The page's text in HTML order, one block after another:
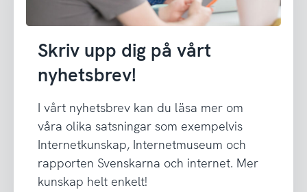
Skriv upp dig på vårt
nyhetsbrev!
I vårt nyhetsbrev kan du läsa mer om
våra olika satsningar som exempelvis
Internetkunskap, Internetmuseum och
rapporten Svenskarna och internet. Mer
kunskap helt enkelt!